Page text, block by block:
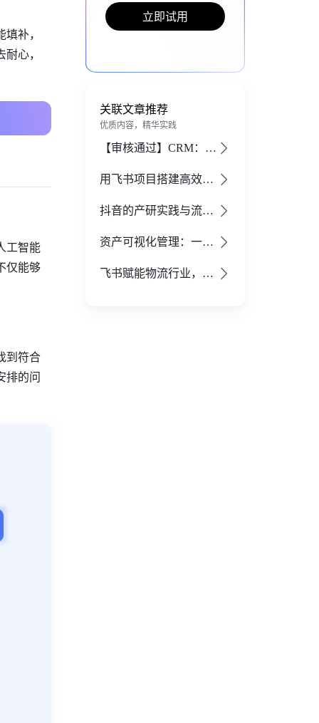
补，
心，
工智能
仅能够
到符合
排的问
立即试用
关联文章推荐
优质内容，精华实践
【审核通过】CRM：飞书协同型销售管理解决方案的全面解读
用飞书项目搭建高效销售漏斗，提升赢单转化率
抖音的产研实践与流程管理秘诀
资产可视化管理：一表轻松掌控全国门店
飞书赋能物流行业，开启最佳实践之旅